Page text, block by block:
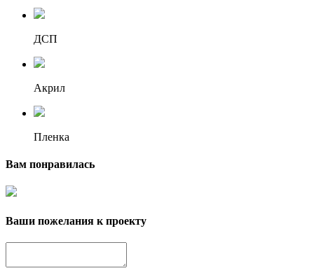
ДСП
Акрил
Пленка
Вам понравилась
Ваши пожелания к проекту